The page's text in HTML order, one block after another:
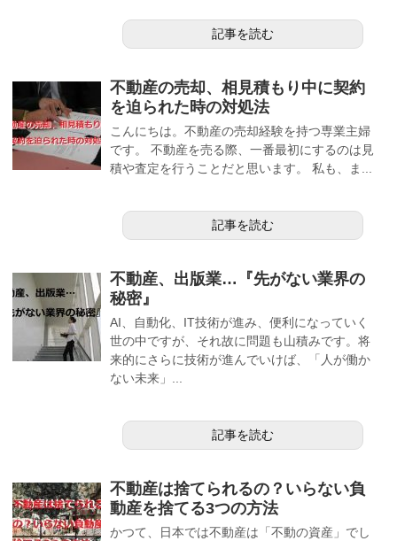
記事を読む
不動産の売却、相見積もり中に契約
を迫られた時の対処法
こんにちは。不動産の売却経験を持つ専業主婦
です。 不動産を売る際、一番最初にするのは見
積や査定を行うことだと思います。 私も、ま...
記事を読む
不動産、出版業…『先がない業界の
秘密』
AI、自動化、IT技術が進み、便利になっていく
世の中ですが、それ故に問題も山積みです。将
来的にさらに技術が進んでいけば、「人が働か
ない未来」...
記事を読む
不動産は捨てられるの？いらない負
動産を捨てる3つの方法
かつて、日本では不動産は「不動の資産」でし